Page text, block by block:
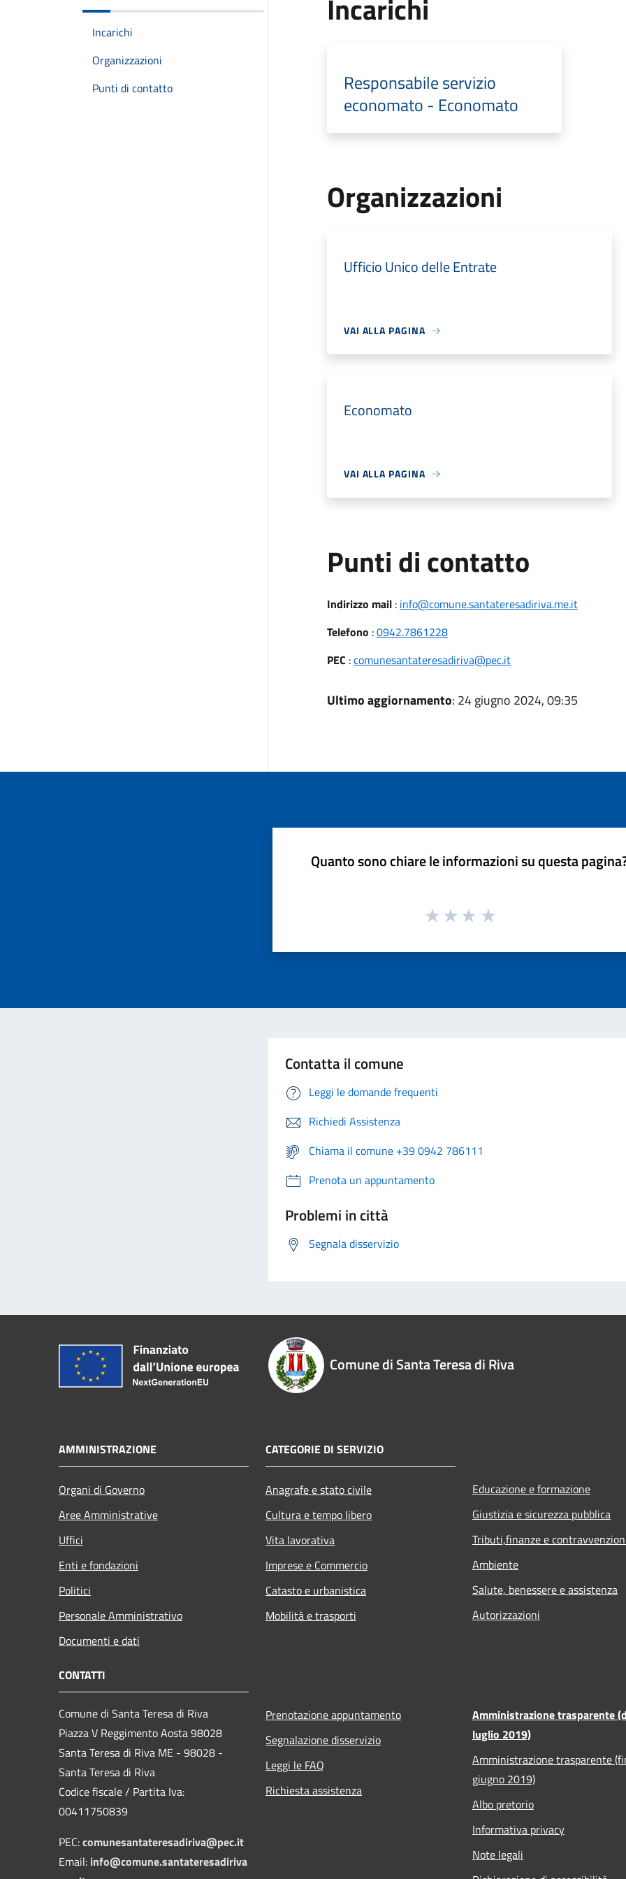
Incarichi
Organizzazioni
Punti di contatto
Incarichi
Responsabile servizio
economato - Economato
Organizzazioni
Ufficio Unico delle Entrate
VAI ALLA PAGINA
Economato
VAI ALLA PAGINA
Punti di contatto
Indirizzo mail: info@comune.santateresadiriva.me.it
Telefono :0942.7861228
PEC :comunesantateresadiriva@pec.it
Ultimo aggiornamento: 24 giugno 2024, 09:35
Quanto sono chiare le informazioni su questa
Contatta il comune
Leggi le domande frequenti
Richiedi Assistenza
Chiama il comune +39 0942 786111
Prenota un appuntamento
Problemi in città
Segnala disservizio
Comune di Santa Teresa di Riva
AMMINISTRAZIONE
Organi di Governo
Aree Amministrative
Uffici
Enti e fondazioni
Politici
Personale Amministrativo
Documenti e dati
CATEGORIE DI SERVIZIO
Anagrafe e stato civile
Cultura e tempo libero
Vita lavorativa
Imprese e Commercio
Catasto e urbanistica
Mobilità e trasporti
Educazione e formazione
Giustizia e sicurezza pubblica
Tributi,finanze e
Ambiente
Salute, benessere e assistenza
Autorizzazioni
CONTATTI
Comune di Santa Teresa di Riva
Piazza V Reggimento Aosta 98028
Santa Teresa di Riva ME - 98028 -
Santa Teresa di Riva
Codice fiscale / Partita Iva:
00411750839
PEC:comunesantateresadiriva@pec.it
Email: info@comune.santateresadiriva
Prenotazione appuntamento
Segnalazione disservizio
Leggi le FAQ
Richiesta assistenza
Amministrazione trasparente
luglio 2019)
Amministrazione trasparente
giugno 2019)
Albo pretorio
Informativa privacy
Note legali